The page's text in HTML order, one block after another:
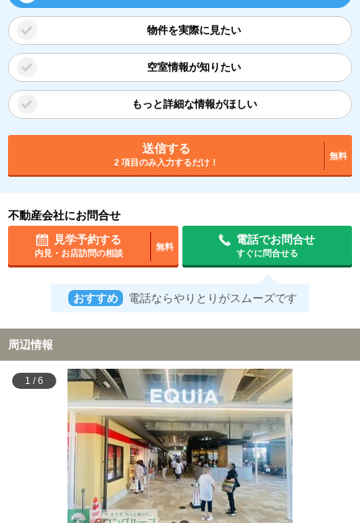
物件を実際に見たい
空室情報が知りたい
もっと詳細な情報がほしい
送信する
2 項目のみ入力するだけ！
無料
不動産会社にお問合せ
見学予約する
内見・お店訪問の相談
無料
電話でお問合せ
すぐに問合せる
おすすめ 電話ならやりとりがスムーズです
周辺情報
1 /6